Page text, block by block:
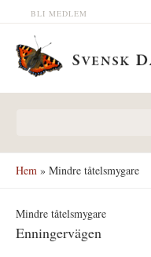
Hoppa till huvudinnehåll
BLI MEDLEM
Hem » Mindre tåtelsmygare
Mindre tåtelsmygare
Enningervägen